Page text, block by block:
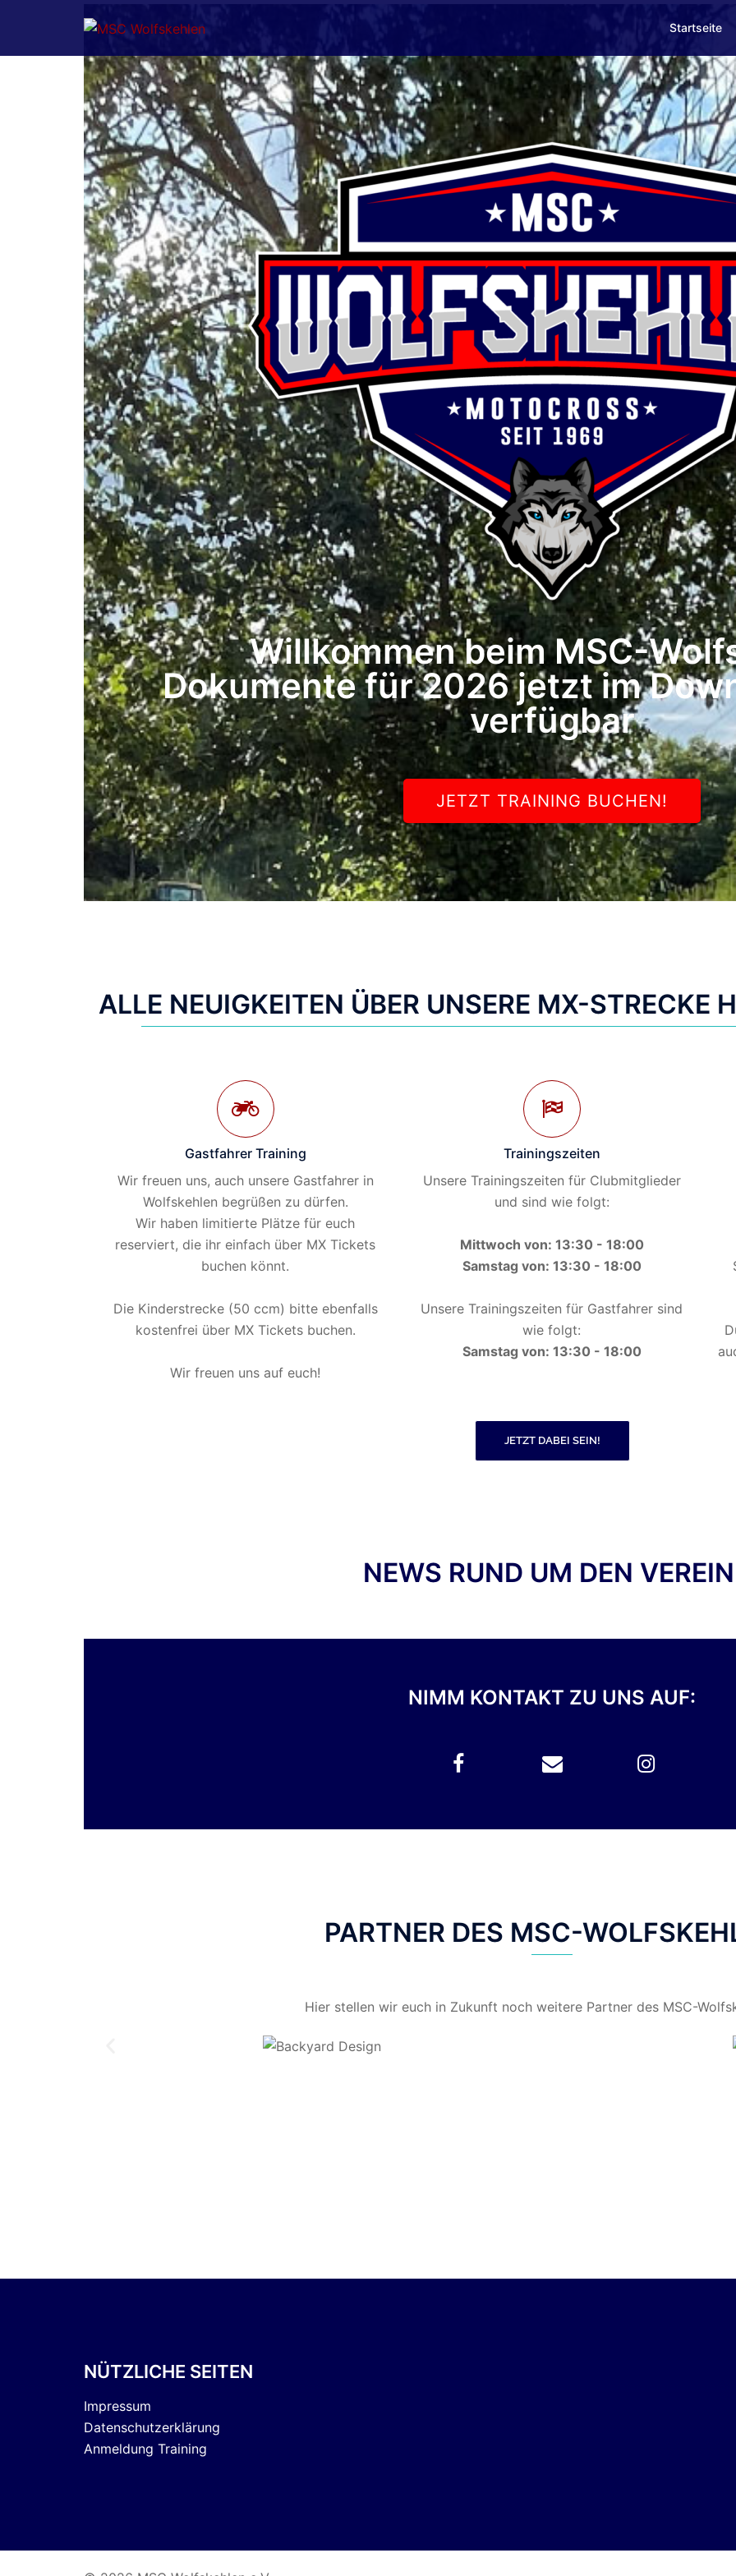
Startseite
Willkommen beim MSC-
Dokumente für 2026 jetzt im
verfügbar
JETZT TRAINING BUCHEN!
ALLE NEUIGKEITEN ÜBER UNSERE MX-STRECKE
Gastfahrer Training
Wir freuen uns, auch unsere Gastfahrer in
Wolfskehlen begrüßen zu dürfen.
Wir haben limitierte Plätze für euch
reserviert, die ihr einfach über MX Tickets
buchen könnt.
Die Kinderstrecke (50 ccm) bitte ebenfalls
kostenfrei über MX Tickets buchen.
Wir freuen uns auf euch!
Trainingszeiten
Unsere Trainingszeiten für Clubmitglieder
und sind wie folgt:
Mittwoch von: 13:30 - 18:00
Samstag von: 13:30 - 18:00
Unsere Trainingszeiten für Gastfahrer sind
wie folgt:
Samstag von: 13:30 - 18:00
JETZT DABEI SEIN!
NEWS RUND UM DEN
NIMM KONTAKT ZU UNS AUF:
PARTNER DES MSC-
Hier stellen wir euch in Zukunft noch weitere Partner des MSC-
NÜTZLICHE SEITEN
Impressum
Datenschutzerklärung
Anmeldung Training